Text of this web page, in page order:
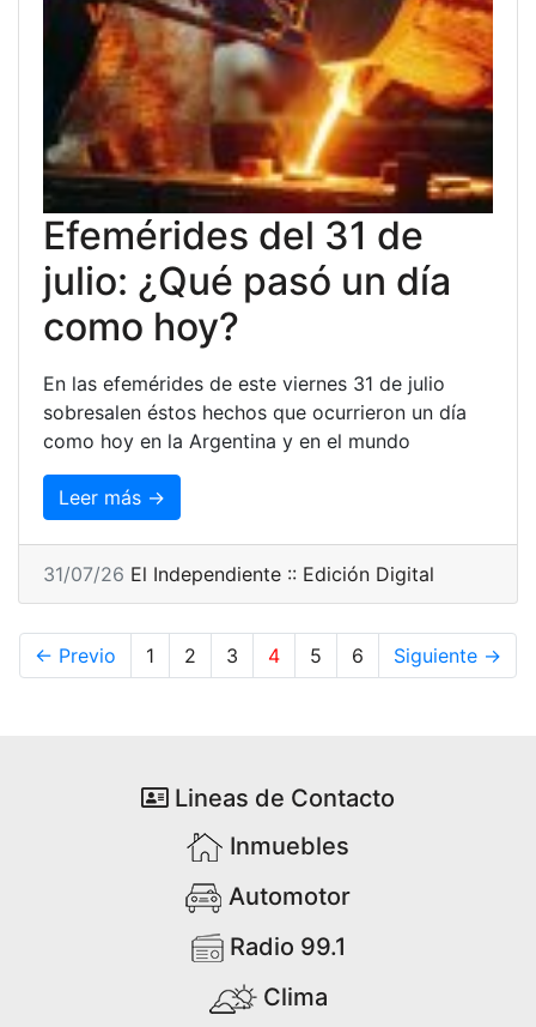
Efemérides del 31 de
julio: ¿Qué pasó un día
como hoy?
En las efemérides de este viernes 31 de julio
sobresalen éstos hechos que ocurrieron un día
como hoy en la Argentina y en el mundo
Leer más →
31/07/26 El Independiente :: Edición Digital
← Previo 1 2 3 4 5 6 Siguiente →
Lineas de Contacto
Inmuebles
Automotor
Radio 99.1
Clima